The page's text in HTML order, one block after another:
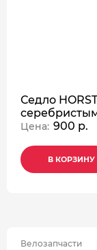
Седло
Цена: 900 р.
В КОРЗИНУ
В КОРЗИНУ
В КОРЗИНУ
Велозапчасти